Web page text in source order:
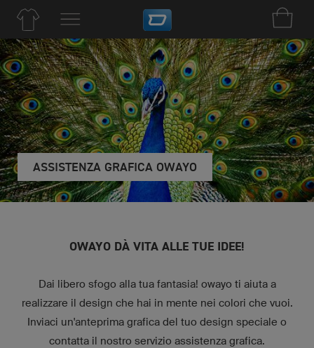
ASSISTENZA GRAFICA OWAYO
OWAYO DÀ VITA ALLE TUE IDEE!
Dai libero sfogo alla tua fantasia! owayo ti aiuta a
realizzare il design che hai in mente nei colori che vuoi.
Inviaci un'anteprima grafica del tuo design speciale o
contatta il nostro servizio assistenza grafica.